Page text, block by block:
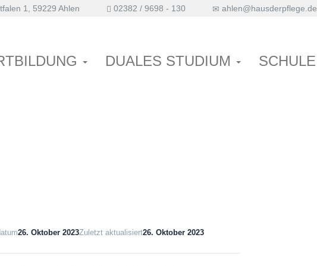
1, 59229 Ahlen 02382 / 9698 - 130 ahlen@hausderpflege.de
DUALES STUDIUM SCHULE
26. Oktober 2023Zuletzt aktualisiert26. Oktober 2023